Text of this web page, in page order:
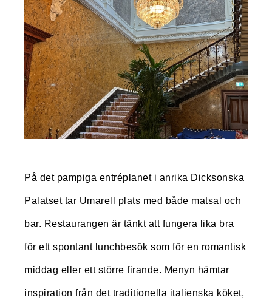
På det pampiga entréplanet i anrika Dicksonska
Palatset tar Umarell plats med både matsal och
bar. Restaurangen är tänkt att fungera lika bra
för ett spontant lunchbesök som för en romantisk
middag eller ett större firande. Menyn hämtar
inspiration från det traditionella italienska köket,